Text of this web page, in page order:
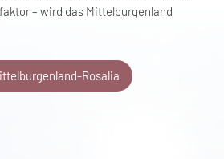
– wird das Mittelburgenland
Rosalia